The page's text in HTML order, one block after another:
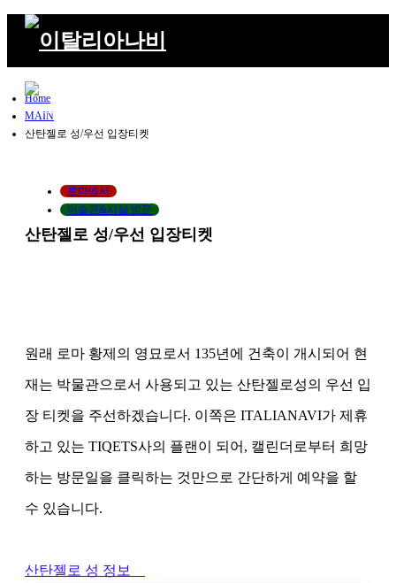
Home
MAIN
산탄젤로 성/우선 입장티켓
로마에서
미술관&시설 방문
산탄젤로 성/우선 입장티켓
원래 로마 황제의 영묘로서 135년에 건축이 개시되어 현
재는 박물관으로서 사용되고 있는 산탄젤로성의 우선 입
장 티켓을 주선하겠습니다. 이쪽은 ITALIANAVI가 제휴
하고 있는 TIQETS사의 플랜이 되어, 캘린더로부터 희망
하는 방문일을 클릭하는 것만으로 간단하게 예약을 할
수 있습니다.
산탄젤로 성 정보